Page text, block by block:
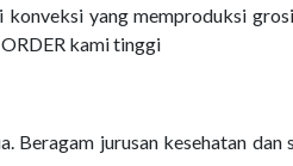
konveksi yang memproduksi
kami tinggi
jurusan kesehatan dan